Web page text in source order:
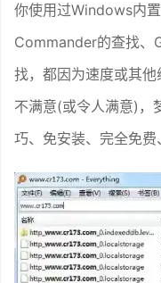
你使用过Windows内
Commander的查找、
找，都因为速度或其
不满意(或令人满意)，
巧、免安装、完全免